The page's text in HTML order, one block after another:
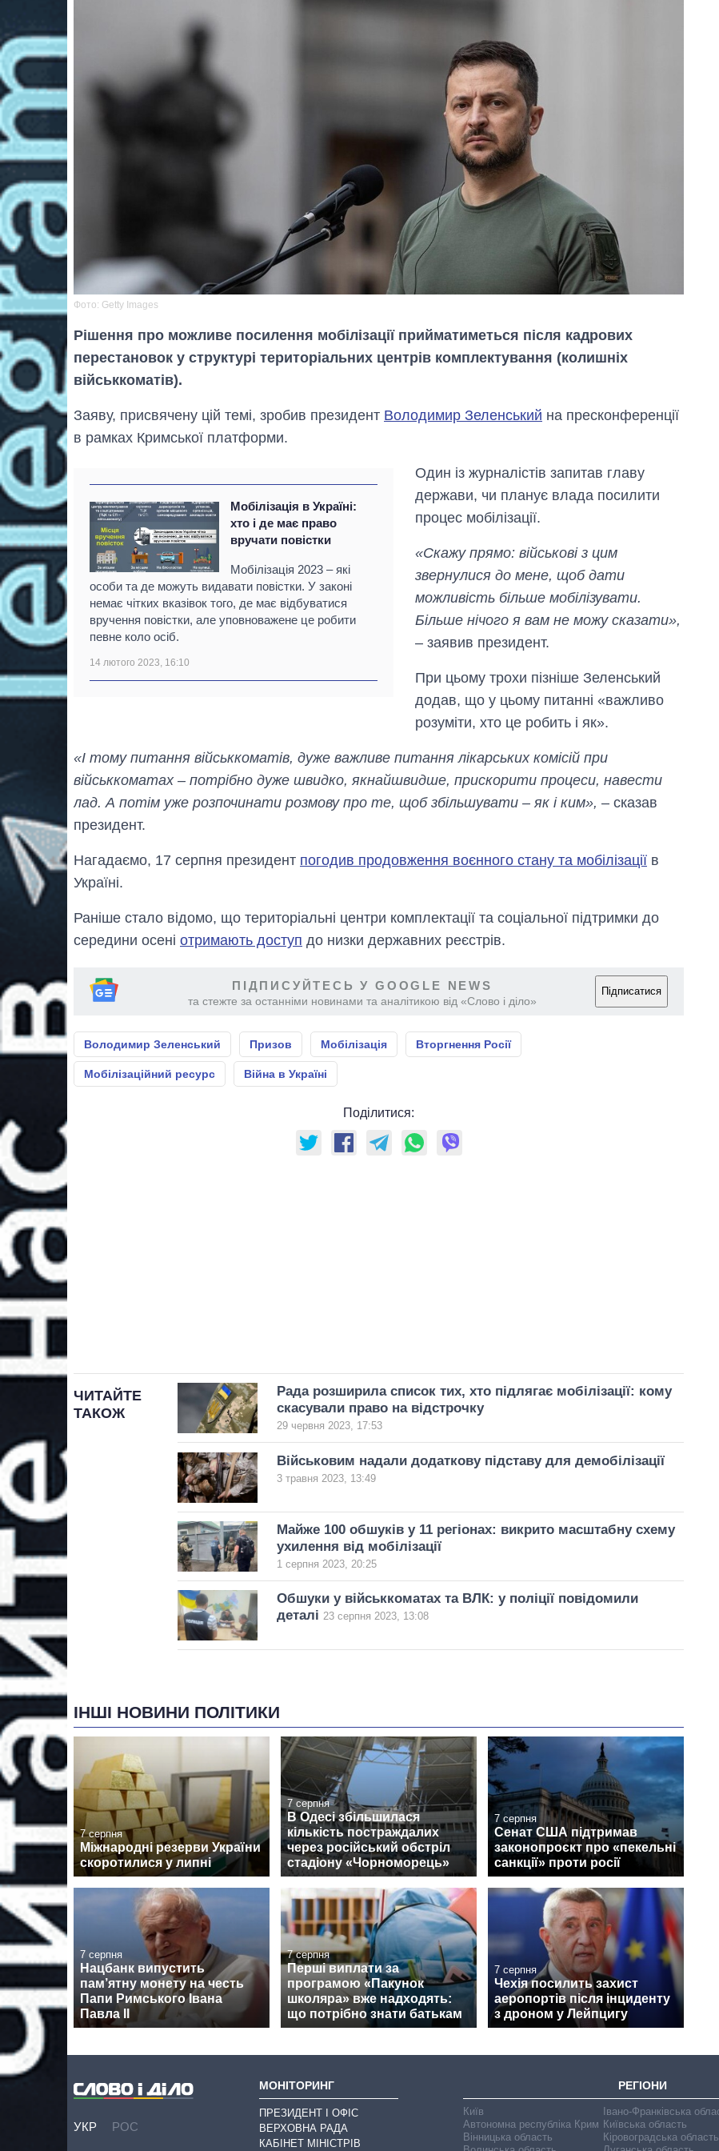
Фото: Getty Images
Рішення про можливе посилення мобілізації прийматиметься після кадрових
перестановок у структурі територіальних центрів комплектування (колишніх
військкоматів).
Заяву, присвячену цій темі, зробив президент Володимир Зеленський на пресконференції
в рамках Кримської платформи.
Мобілізація в Україні:
хто і де має право
вручати повістки
Мобілізація 2023 – які
особи та де можуть видавати повістки. У законі
немає чітких вказівок того, де має відбуватися
вручення повістки, але уповноважене це робити
певне коло осіб.
14 лютого 2023, 16:10
Один із журналістів запитав главу
держави, чи планує влада посилити
процес мобілізації.
«Скажу прямо: військові з цим
звернулися до мене, щоб дати
можливість більше мобілізувати.
Більше нічого я вам не можу сказати»,
– заявив президент.
При цьому трохи пізніше Зеленський
додав, що у цьому питанні «важливо
розуміти, хто це робить і як».
«І тому питання військкоматів, дуже важливе питання лікарських комісій при
військкоматах – потрібно дуже швидко, якнайшвидше, прискорити процеси, навести
лад. А потім уже розпочинати розмову про те, щоб збільшувати – як і ким», – сказав
президент.
Нагадаємо, 17 серпня президент погодив продовження воєнного стану та мобілізації в
Україні.
Раніше стало відомо, що територіальні центри комплектації та соціальної підтримки до
середини осені отримають доступ до низки державних реєстрів.
ПІДПИСУЙТЕСЬ У GOOGLE NEWS
та стежте за останніми новинами та аналітикою від «Слово і діло»
Підписатися
Володимир Зеленський Призов Мобілізація Вторгнення Росії
Мобілізаційний ресурс Війна в Україні
Поділитися:
ЧИТАЙТЕ
ТАКОЖ
Рада розширила список тих, хто підлягає мобілізації: кому
скасували право на відстрочку
29 червня 2023, 17:53
Військовим надали додаткову підставу для демобілізації
3 травня 2023, 13:49
Майже 100 обшуків у 11 регіонах: викрито масштабну схему
ухилення від мобілізації
1 серпня 2023, 20:25
Обшуки у військкоматах та ВЛК: у поліції повідомили
деталі 23 серпня 2023, 13:08
ІНШІ НОВИНИ ПОЛІТИКИ
7 серпня
Міжнародні резерви України
скоротилися у липні
7 серпня
В Одесі збільшилася
кількість постраждалих
через російський обстріл
стадіону «Чорноморець»
7 серпня
Сенат США підтримав
законопроєкт про «пекельні
санкції» проти росії
7 серпня
Нацбанк випустить
пам’ятну монету на честь
Папи Римського Івана
Павла II
7 серпня
Перші виплати за
програмою «Пакунок
школяра» вже надходять:
що потрібно знати батькам
7 серпня
Чехія посилить захист
аеропортів після інциденту
з дроном у Лейпцигу
Дефіцит пам’яті:
роки і що
2027-й
УКР РОС
МОНІТОРИНГ
ПРЕЗИДЕНТ І ОФІС
ВЕРХОВНА РАДА
КАБІНЕТ МІНІСТРІВ
РЕГІОНИ
Київ
Автономна республіка Крим
Вінницька область
Івано-Франківська
Київська область
Кіровоградська область